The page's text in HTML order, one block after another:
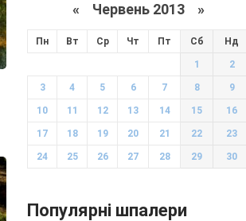
« Червень 2013 »
Пн Вт Ср Чт Пт Сб Нд
1 2
3 4 5 6 7 8 9
10 11 12 13 14 15 16
17 18 19 20 21 22 23
24 25 26 27 28 29 30
Популярні шпалери